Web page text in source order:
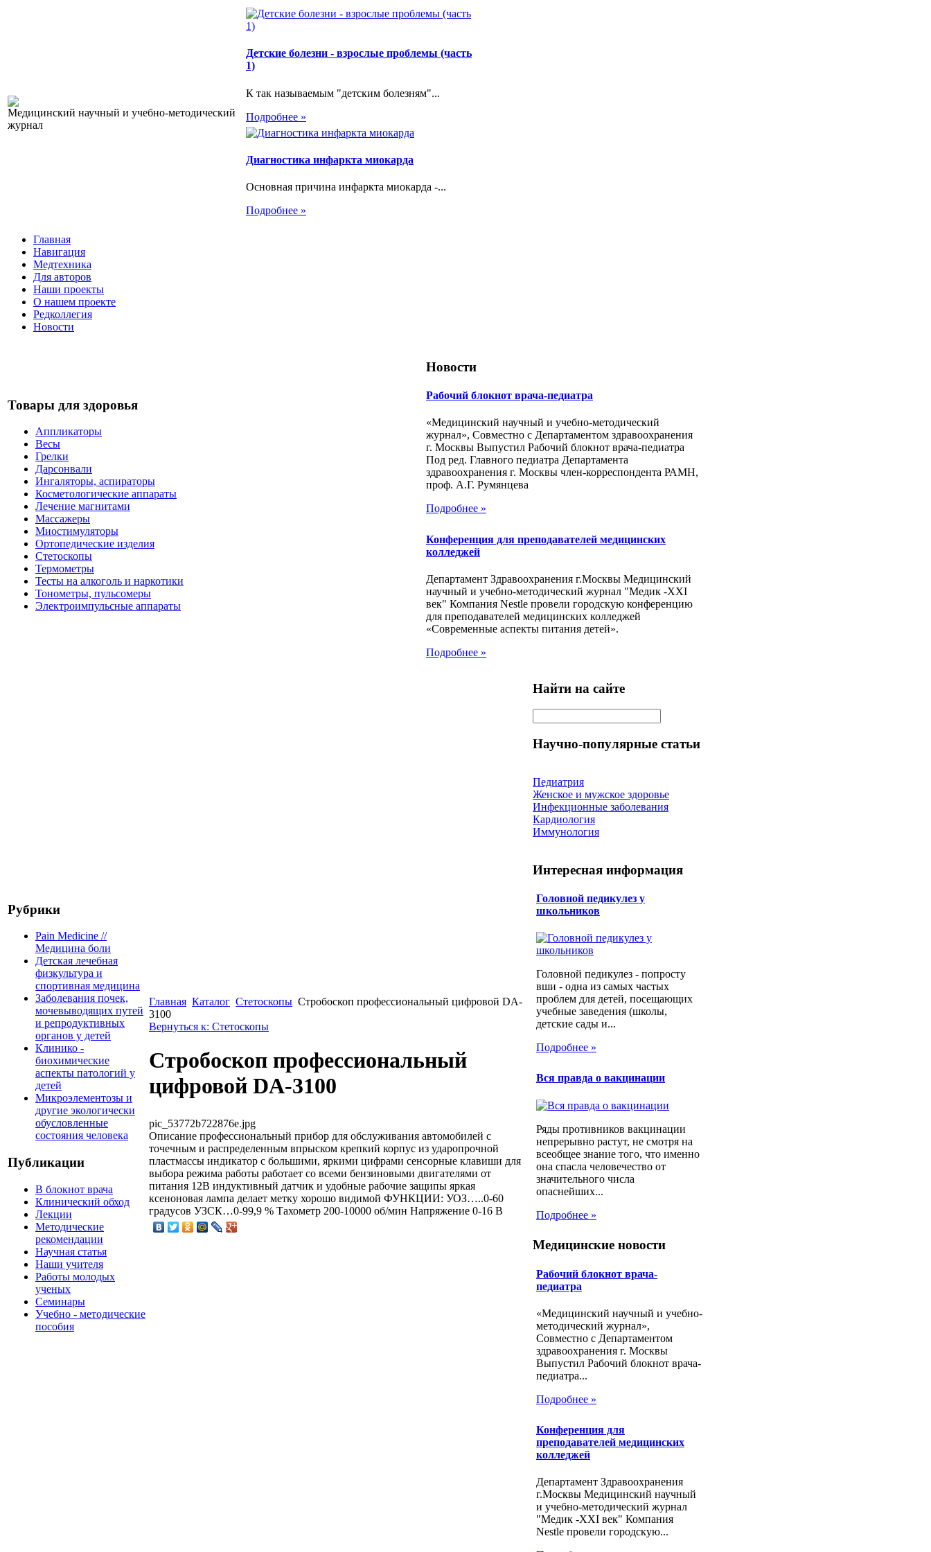
Медицинский научный и учебно-методический
журнал
Детские болезни - взрослые проблемы (часть
1)
К так называемым "детским болезням"...
Подробнее »
Диагностика инфаркта миокарда
Основная причина инфаркта миокарда -...
Подробнее »
Главная
Навигация
Медтехника
Для авторов
Наши проекты
О нашем проекте
Редколлегия
Новости
Товары для здоровья
Аппликаторы
Весы
Грелки
Дарсонвали
Ингаляторы, аспираторы
Косметологические аппараты
Лечение магнитами
Массажеры
Миостимуляторы
Ортопедические изделия
Стетоскопы
Термометры
Тесты на алкоголь и наркотики
Тонометры, пульсомеры
Электроимпульсные аппараты
Новости
Рабочий блокнот врача-педиатра
«Медицинский научный и учебно-методический
журнал», Совместно с Департаментом здравоохранения
г. Москвы Выпустил Рабочий блокнот врача-педиатра
Под ред. Главного педиатра Департамента
здравоохранения г. Москвы член-корреспондента РАМН,
проф. А.Г. Румянцева
Подробнее »
Конференция для преподавателей медицинских
колледжей
Департамент Здравоохранения г.Москвы Медицинский
научный и учебно-методический журнал "Медик -ХХI
век" Компания Nestle провели городскую конференцию
для преподавателей медицинских колледжей
«Современные аспекты питания детей».
Подробнее »
Рубрики
Pain Medicine //
Медицина боли
Детская лечебная
физкультура и
спортивная медицина
Заболевания почек,
мочевыводящих путей
и репродуктивных
органов у детей
Клинико -
биохимические
аспекты патологий у
детей
Микроэлементозы и
другие экологически
обусловленные
состояния человека
Публикации
В блокнот врача
Клинический обход
Лекции
Методические
рекомендации
Научная статья
Наши учителя
Работы молодых
ученых
Семинары
Учебно - методические
пособия
Главная Каталог Стетоскопы Стробоскоп профессиональный цифровой DA-
3100
Вернуться к: Стетоскопы
Стробоскоп профессиональный
цифровой DA-3100
pic_53772b722876e.jpg
Описание профессиональный прибор для обслуживания автомобилей с
точечным и распределенным впрыском крепкий корпус из ударопрочной
пластмассы индикатор с большими, яркими цифрами сенсорные клавиши для
выбора режима работы работает со всеми бензиновыми двигателями от
питания 12В индуктивный датчик и удобные рабочие защипы яркая
ксеноновая лампа делает метку хорошо видимой ФУНКЦИИ: УОЗ…..0-60
градусов УЗСК…0-99,9 % Тахометр 200-10000 об/мин Напряжение 0-16 В
Найти на сайте
Научно-популярные статьи
Педиатрия
Женское и мужское здоровье
Инфекционные заболевания
Кардиология
Иммунология
Интересная информация
Головной педикулез у
школьников
Головной педикулез - попросту
вши - одна из самых частых
проблем для детей, посещающих
учебные заведения (школы,
детские сады и...
Подробнее »
Вся правда о вакцинации
Ряды противников вакцинации
непрерывно растут, не смотря на
всеобщее знание того, что именно
она спасла человечество от
значительного числа
опаснейших...
Подробнее »
Медицинские новости
Рабочий блокнот врача-
педиатра
«Медицинский научный и учебно-
методический журнал»,
Совместно с Департаментом
здравоохранения г. Москвы
Выпустил Рабочий блокнот врача-
педиатра...
Подробнее »
Конференция для
преподавателей медицинских
колледжей
Департамент Здравоохранения
г.Москвы Медицинский научный
и учебно-методический журнал
"Медик -ХХI век" Компания
Nestle провели городскую...